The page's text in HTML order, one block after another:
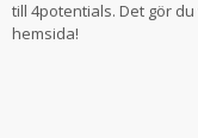
till 4potentials. Det gör
hemsida!